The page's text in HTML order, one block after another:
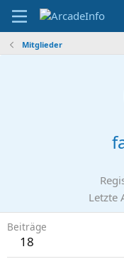
Mitglieder
Letzte
Beiträge
18